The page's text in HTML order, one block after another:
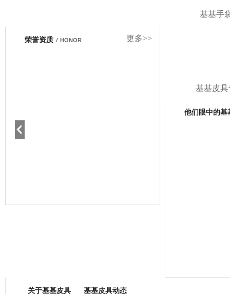
基基手
基基皮
更多>>
荣誉资质 / HONOR
他们眼中的基
关于基基皮具 基基皮具动态